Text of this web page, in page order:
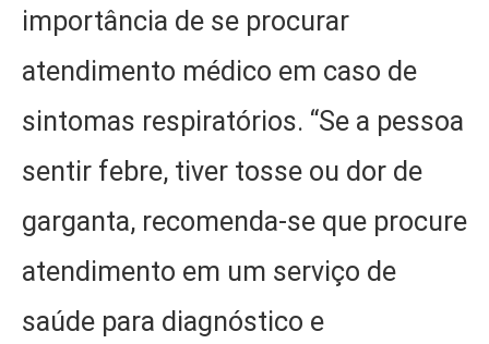
importância de se procurar
atendimento médico em caso de
sintomas respiratórios. “Se a pessoa
sentir febre, tiver tosse ou dor de
garganta, recomenda-se que procure
atendimento em um serviço de
saúde para diagnóstico e